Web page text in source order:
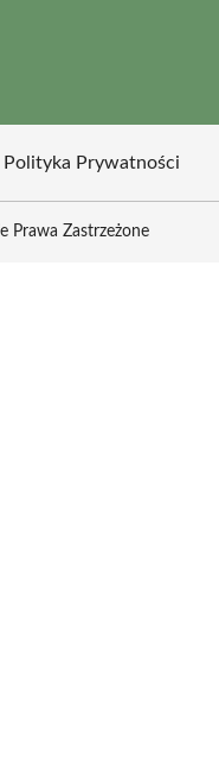
Polityka Prywatności
Prawa Zastrzeżone